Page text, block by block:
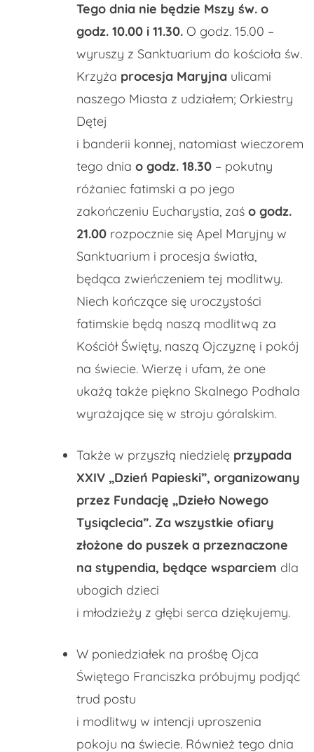
Tego dnia nie będzie Mszy św. o
godz. 10.00 i 11.30. O godz. 15.00 –
wyruszy z Sanktuarium do kościoła św.
Krzyża procesja Maryjna ulicami
naszego Miasta z udziałem; Orkiestry
Dętej
i banderii konnej, natomiast wieczorem
tego dnia o godz. 18.30 – pokutny
różaniec fatimski a po jego
zakończeniu Eucharystia, zaś o godz.
21.00 rozpocznie się Apel Maryjny w
Sanktuarium i procesja światła,
będąca zwieńczeniem tej modlitwy.
Niech kończące się uroczystości
fatimskie będą naszą modlitwą za
Kościół Święty, naszą Ojczyznę i pokój
na świecie. Wierzę i ufam, że one
ukażą także piękno Skalnego Podhala
wyrażające się w stroju góralskim.
Także w przyszłą niedzielę przypada
XXIV „Dzień Papieski”, organizowany
przez Fundację „Dzieło Nowego
Tysiąclecia”. Za wszystkie ofiary
złożone do puszek a przeznaczone
na stypendia, będące wsparciem dla
ubogich dzieci
i młodzieży z głębi serca dziękujemy.
W poniedziałek na prośbę Ojca
Świętego Franciszka próbujmy podjąć
trud postu
i modlitwy w intencji uproszenia
pokoju na świecie. Również tego dnia